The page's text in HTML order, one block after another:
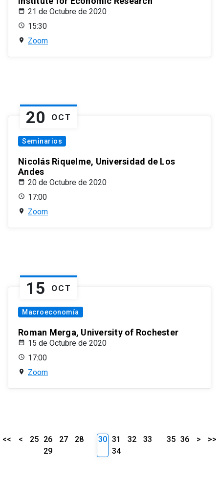
21 de Octubre de 2020
15:30
Zoom
20 OCT
Seminarios
Nicolás Riquelme, Universidad de Los
Andes
20 de Octubre de 2020
17:00
Zoom
15 OCT
Macroeconomía
Roman Merga, University of Rochester
15 de Octubre de 2020
17:00
Zoom
<< < 25 26 27
28
29
30 31 32
33
34
35 36 > >>